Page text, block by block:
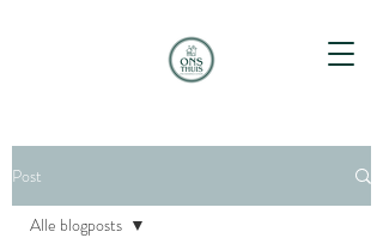
Post
Alle blogposts